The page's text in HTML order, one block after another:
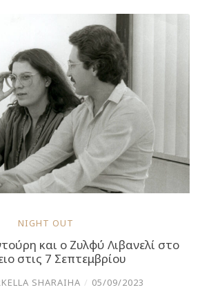
NIGHT OUT
και ο Ζυλφύ Λιβανελί στο
στις 7 Σεπτεμβρίου
SHARAIHA / 05/09/2023